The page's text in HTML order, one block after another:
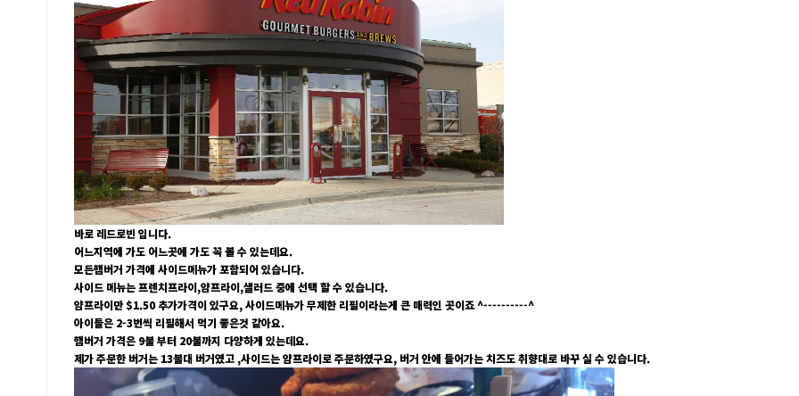
바로 레드로빈 입니다.
어느지역에 가도 어느곳에 가도 꼭 볼 수 있는데요.
모든햄버거 가격에 사이드메뉴가 포함되어 있습니다.
사이드 메뉴는 프렌치프라이,얌프라이,샐러드 중에 선택 할 수 있습니다.
얌프라이만 $1.50 추가가격이 있구요, 사이드메뉴가 무제한 리필이라는게 큰 매력인 곳이죠 ^----------^
아이들은 2-3번씩 리필해서 먹기 좋은것 같아요.
햄버거 가격은 9불 부터 20불까지 다양하게 있는데요.
제가 주문한 버거는 13불대 버거였고 ,사이드는 얌프라이로 주문하였구요, 버거 안에 들어가는 치즈도 취향대로 바꾸 실 수 있습니다.